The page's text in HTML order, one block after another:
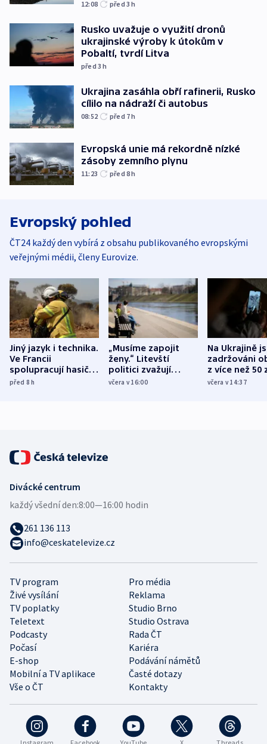
12:08 před 3h
Rusko uvažuje o využití dronů
ukrajinské výroby k útokům v
Pobaltí, tvrdí Litva
před 3h
Ukrajina zasáhla obří rafinerii, Rusko
cílilo na nádraží či autobus
08:52 před 7h
Evropská unie má rekordně nízké
zásoby zemního plynu
11:23 před 8h
Evropský pohled
ČT24 každý den vybírá z obsahu publikovaného evropskými
veřejnými médii, členy Eurovize.
Jiný jazyk i technika.
Ve Francii
spolupracují hasiči z
různých zemí
před 8h
„Musíme zapojit
ženy.“ Litevští
politici zvažují
dohodu o
včera v 16:00
Na Ukrajině
zadržováni
z více než 50
Bojovali na
včera v 14:37
TV program
Pro média
Živé vysílání
Reklama
TV poplatky
Studio Brno
Teletext
Studio Ostrava
Podcasty
Rada ČT
Počasí
Kariéra
E-shop
Podávání námětů
Mobilní a TV aplikace
Časté dotazy
Vše o ČT
Kontakty
Divácké centrum
každý všední den:8:00—16:00 hodin
261 136 113
info@ceskatelevize.cz